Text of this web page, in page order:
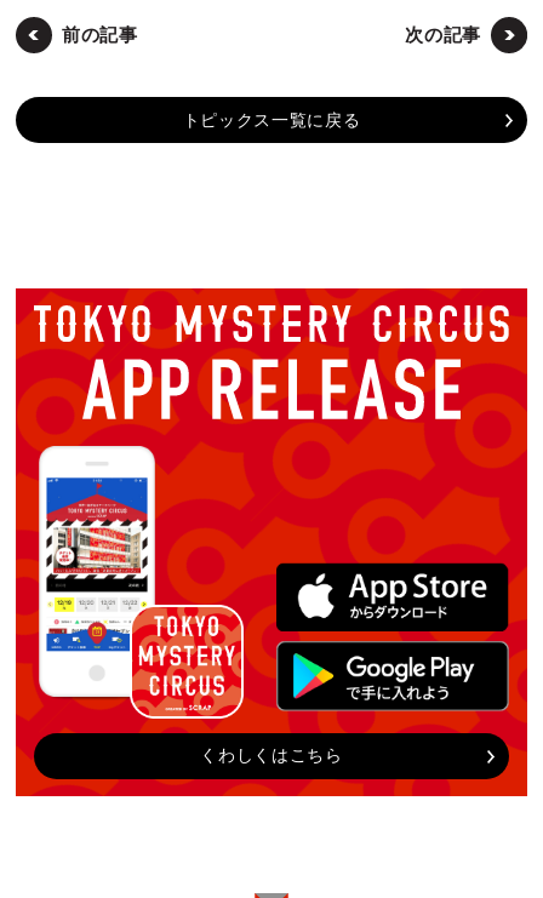
前の記事 次の記事
トピックス一覧に戻る
くわしくはこちら